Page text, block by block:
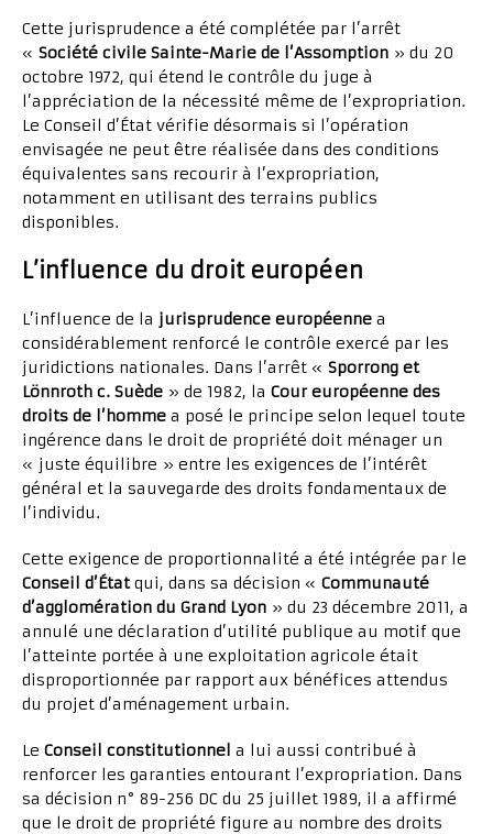
Cette jurisprudence a été complétée par l’arrêt
« Société civile Sainte-Marie de l’Assomption » du 20
octobre 1972, qui étend le contrôle du juge à
l’appréciation de la nécessité même de l’expropriation.
Le Conseil d’État vérifie désormais si l’opération
envisagée ne peut être réalisée dans des conditions
équivalentes sans recourir à l’expropriation,
notamment en utilisant des terrains publics
disponibles.
L’influence du droit européen
L’influence de la jurisprudence européenne a
considérablement renforcé le contrôle exercé par les
juridictions nationales. Dans l’arrêt « Sporrong et
Lönnroth c. Suède » de 1982, la Cour européenne des
droits de l’homme a posé le principe selon lequel toute
ingérence dans le droit de propriété doit ménager un
« juste équilibre » entre les exigences de l’intérêt
général et la sauvegarde des droits fondamentaux de
l’individu.
Cette exigence de proportionnalité a été intégrée par le
Conseil d’Étatqui, dans sa décision « Communauté
d’agglomération du Grand Lyon » du 23 décembre 2011, a
annulé une déclaration d’utilité publique au motif que
l’atteinte portée à une exploitation agricole était
disproportionnée par rapport aux bénéfices attendus
du projet d’aménagement urbain.
Le Conseil constitutionnel a lui aussi contribué à
renforcer les garanties entourant l’expropriation. Dans
sa décision n° 89-256 DC du 25 juillet 1989, il a affirmé
que le droit de propriété figure au nombre des droits